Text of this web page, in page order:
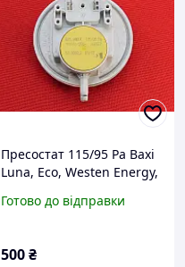
Пресостат 115/95 Pa Baxi
Luna, Eco, Westen Energy,
Готово до відправки
500₴